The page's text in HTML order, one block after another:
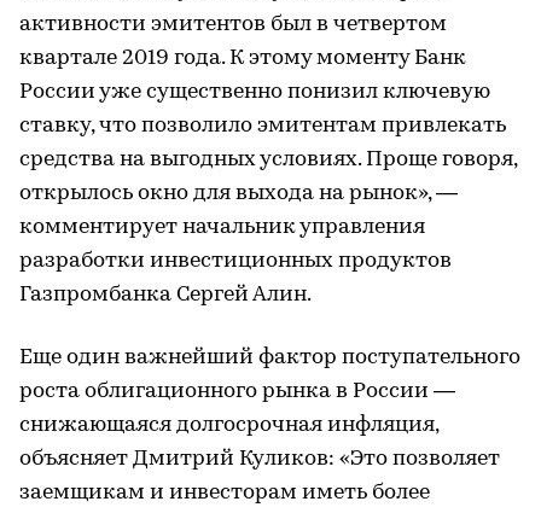
активности эмитентов был в четвертом
квартале 2019 года. К этому моменту Банк
России уже существенно понизил ключевую
ставку, что позволило эмитентам привлекать
средства на выгодных условиях. Проще говоря,
открылось окно для выхода на рынок», —
комментирует начальник управления
разработки инвестиционных продуктов
Газпромбанка Сергей Алин.
Еще один важнейший фактор поступательного
роста облигационного рынка в России —
снижающаяся долгосрочная инфляция,
объясняет Дмитрий Куликов: «Это позволяет
заемщикам и инвесторам иметь более